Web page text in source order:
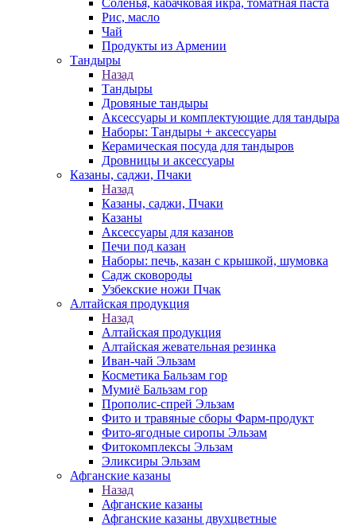
Соленья, кабачковая икра, томатная паста
Рис, масло
Чай
Продукты из Армении
Тандыры
Назад
Тандыры
Дровяные тандыры
Аксессуары и комплектующие для тандыра
Наборы: Тандыры + аксессуары
Керамическая посуда для тандыров
Дровницы и аксессуары
Казаны, саджи, Пчаки
Назад
Казаны, саджи, Пчаки
Казаны
Аксессуары для казанов
Печи под казан
Наборы: печь, казан с крышкой, шумовка
Садж сковороды
Узбекские ножи Пчак
Алтайская продукция
Назад
Алтайская продукция
Алтайская жевательная резинка
Иван-чай Эльзам
Косметика Бальзам гор
Мумиё Бальзам гор
Прополис-спрей Эльзам
Фито и травяные сборы Фарм-продукт
Фито-ягодные сиропы Эльзам
Фитокомплексы Эльзам
Эликсиры Эльзам
Афганские казаны
Назад
Афганские казаны
Афганские казаны двухцветные